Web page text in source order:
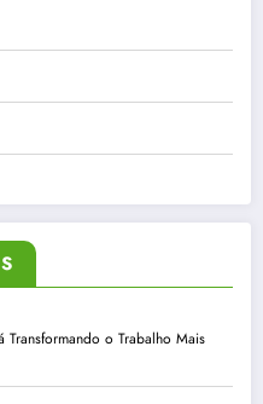
o Trabalho Mais